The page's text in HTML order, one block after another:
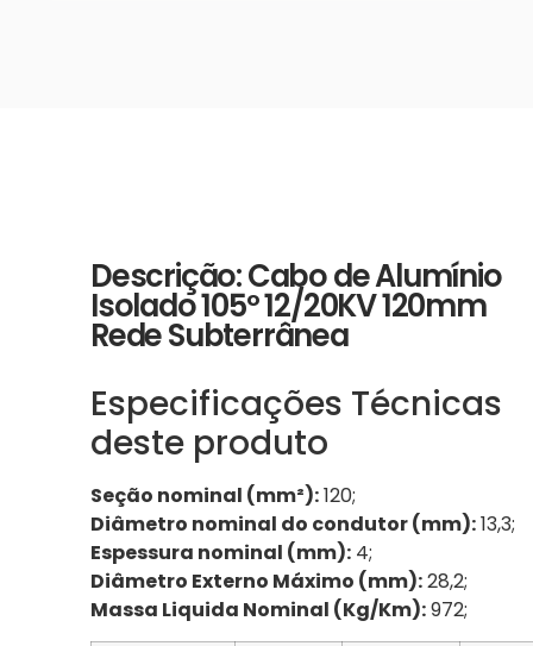
Descrição: Cabo de Alumínio
Isolado 105º 12/20KV 120mm
Rede Subterrânea
Especificações Técnicas
deste produto
Seção nominal (mm²):120;
Diâmetro nominal do condutor (mm):13,3;
Espessura nominal (mm): 4;
Diâmetro Externo Máximo (mm):28,2;
Massa Liquida Nominal (Kg/Km):972;